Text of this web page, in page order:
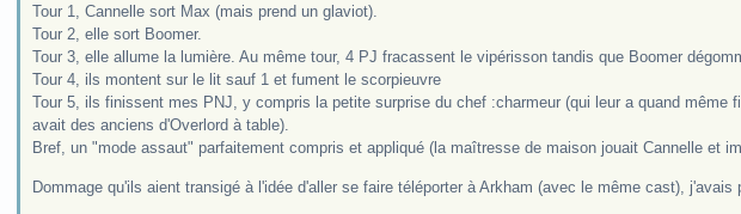
Tour 1, Cannelle sort Max (mais prend un glaviot).
Tour 2, elle sort Boomer.
Tour 3, elle allume la lumière. Au même tour, 4 PJ fracassent le vipérisson tandis que Boomer
Tour 4, ils montent sur le lit sauf 1 et fument le scorpieuvre
Tour 5, ils finissent mes PNJ, y compris la petite surprise du chef :charmeur (qui leur a quand même
avait des anciens d'Overlord à table).
Bref, un "mode assaut" parfaitement compris et appliqué (la maîtresse de maison jouait Cannelle et
Dommage qu'ils aient transigé à l'idée d'aller se faire téléporter à Arkham (avec le même cast),